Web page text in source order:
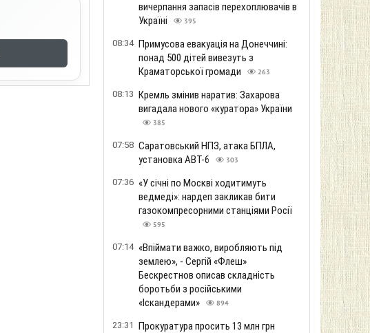
вичерпання запасів перехоплювачів в
Україні
395
08:34 Примусова евакуація на Донеччині:
понад 500 дітей вивезуть з
Краматорської громади
263
08:13 Кремль змінив наратив: Захарова
вигадала нового «куратора» України
385
07:58 Саратовський НПЗ, атака БПЛА,
установка АВТ-6
303
07:36 «У січні по Москві ходитимуть
ведмеді»: нардеп закликав бити
газокомпресорними станціями Росії
595
07:14 «Впіймати важко, виробляють під
землею», - Сергій «Флеш»
Бескрестнов описав складність
боротьби з російськими
«Іскандерами»
894
23:31 Прокуратура просить 13 млн грн